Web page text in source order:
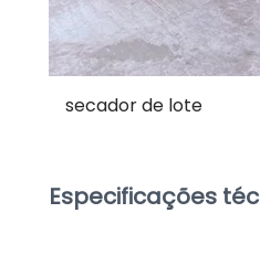
secador de lote
Especificações